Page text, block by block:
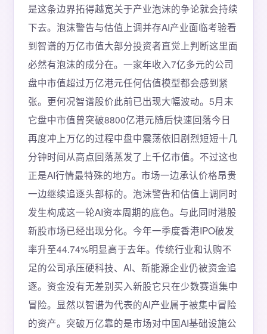
是这条边界拓得越宽关于产业泡沫的争论就会持续
下去。泡沫警告与估值上调并存AI产业面临考验看
到智谱的万亿市值大部分投资者直觉上判断这里面
必然有泡沫的成分在。一家年收入7亿多元的公司
盘中市值超过万亿港元任何估值模型都会感到紧
张。更何况智谱股价此前已出现大幅波动。5月末
它盘中市值曾突破8800亿港元随后快速回落今日
再度冲上万亿的过程中盘中震荡依旧剧烈短短十几
分钟时间从高点回落蒸发了上千亿市值。不过这也
正是AI行情最特殊的地方。市场一边承认价格昂贵
一边继续追逐头部标的。泡沫警告和估值上调同时
发生构成这一轮AI资本周期的底色。与此同时港股
新股市场已经出现分化。今年一季度香港IPO破发
率升至44.74%明显高于去年。传统行业和认购不
足的公司承压硬科技、AI、新能源企业仍被资金追
逐。资金没有无差别买入新股它只在少数赛道集中
冒险。显然以智谱为代表的AI产业属于被集中冒险
的资产。突破万亿靠的是市场对中国AI基础设施公